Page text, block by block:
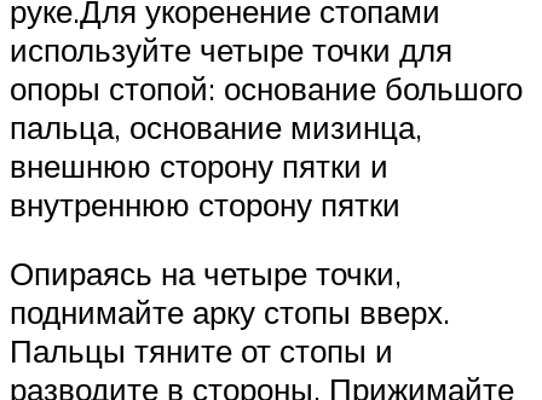
руке.Для укоренение стопами
используйте четыре точки для
опоры стопой: основание большого
пальца, основание мизинца,
внешнюю сторону пятки и
внутреннюю сторону пятки
Опираясь на четыре точки,
поднимайте арку стопы вверх.
Пальцы тяните от стопы и
разводите в стороны. Прижимайте